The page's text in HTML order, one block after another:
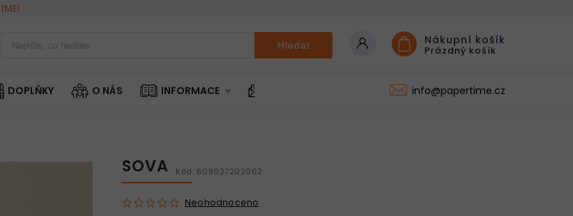
Hledat Nákupní košík
Prázdný košík
DOPLŇKY O NÁS INFORMACE info@papertime.cz
SOVA Kód: 608037202062
Neohodnoceno